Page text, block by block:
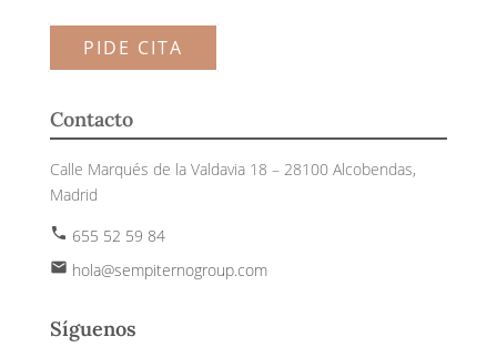
PIDE CITA
Contacto
Calle Marqués de la Valdavia 18 – 28100 Alcobendas,
Madrid
phone 655 52 59 84
email hola@sempiternogroup.com
Síguenos